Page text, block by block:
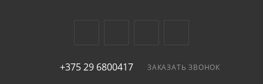
+375 29 6800417 ЗАКАЗАТЬ ЗВОНОК